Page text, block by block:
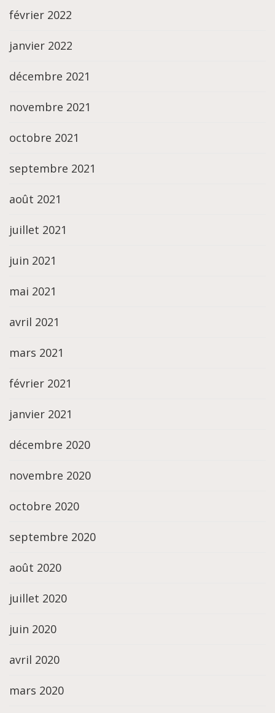
février 2022
janvier 2022
décembre 2021
novembre 2021
octobre 2021
septembre 2021
août 2021
juillet 2021
juin 2021
mai 2021
avril 2021
mars 2021
février 2021
janvier 2021
décembre 2020
novembre 2020
octobre 2020
septembre 2020
août 2020
juillet 2020
juin 2020
avril 2020
mars 2020